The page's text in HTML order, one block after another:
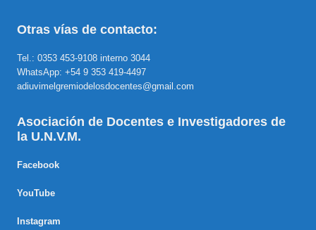
Otras vías de contacto:
Tel.: 0353 453-9108 interno 3044
WhatsApp: +54 9 353 419-4497
adiuvimelgremiodelosdocentes@gmail.com
Asociación de Docentes e Investigadores de
la U.N.V.M.
Facebook
YouTube
Instagram